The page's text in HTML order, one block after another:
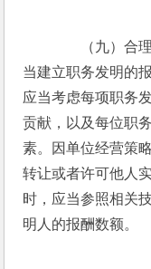
（九）合理
当建立职务发明的
应当考虑每项职务
贡献，以及每位职
素。因单位经营策
转让或者许可他人
时，应当参照相关
明人的报酬数额。